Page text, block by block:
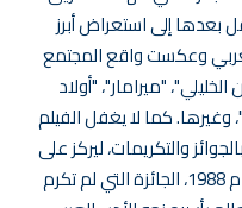
بعدها إلى استعراض أبرز
وعكست واقع المجتمع
"ميرامار"، "أولاد
وغيرها. كما لا يغفل الفيلم
والتكريمات، ليركز على
حصوله على جائزة نوبل في الأدب عام 1988، الجائزة التي لم تكرم